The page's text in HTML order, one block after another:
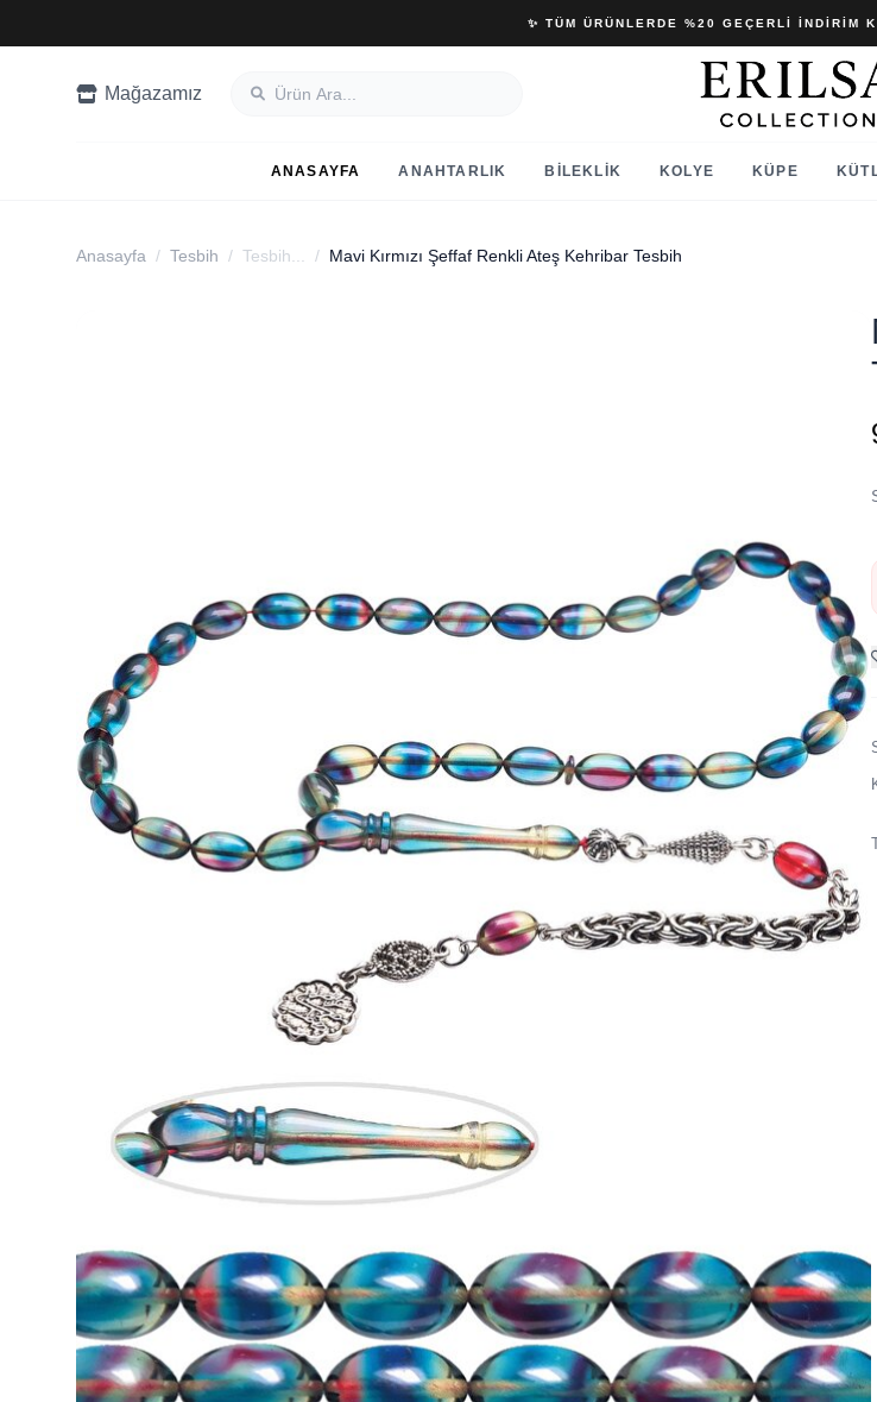
✨ TÜM ÜRÜNLERDE %20 GEÇERLI İNDIRIM
Mağazamız
ANASAYFA ANAHTARLIK BILEKLIK KOLYE KÜPE
Anasayfa / Tesbih / Tesbih... / Mavi Kırmızı Şeffaf Renkli Ateş Kehribar Tesbih